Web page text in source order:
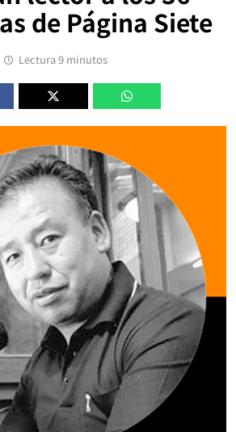
de Página Siete
Lectura 9 minutos